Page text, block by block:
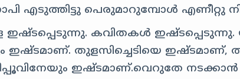
എടുത്തിട്ടു പെരുമാറുമ്പോള്‍ എണീറ്റു
ഇഷ്‍ടപ്പെടുന്നു. കവിതകള്‍
ഇഷ്‍ടമാണ്. തുളസിച്ചെടിയെ ഇഷ്ടമാണ്,
ഇഷ്ടമാണ്.വെറുതേ